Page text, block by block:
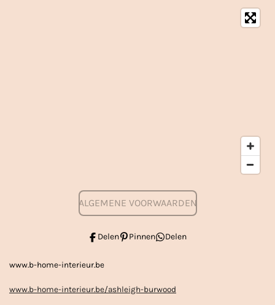
ALGEMENE VOORWAARDEN
Delen Pinnen Delen
www.b-home-interieur.be
www.b-home-interieur.be/ashleigh-burwood